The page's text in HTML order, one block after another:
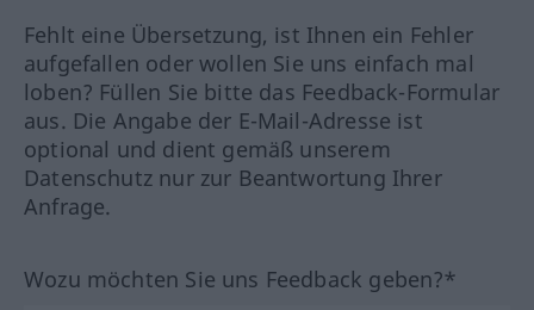
Fehlt eine Übersetzung, ist Ihnen ein Fehler
aufgefallen oder wollen Sie uns einfach mal
loben? Füllen Sie bitte das Feedback-Formular
aus. Die Angabe der E-Mail-Adresse ist
optional und dient gemäß unserem
Datenschutz nur zur Beantwortung Ihrer
Anfrage.
Wozu möchten Sie uns Feedback geben?*